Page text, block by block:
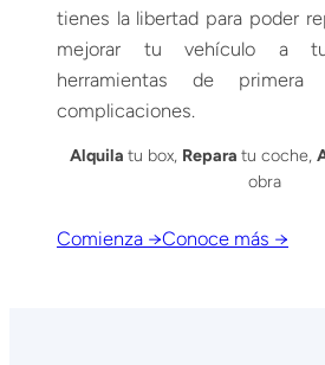
tienes la libertad para poder
mejorar tu vehículo a
herramientas de
complicaciones.
Alquila tu box, Repara tu coche,
obra
Comienza →Conoce más →